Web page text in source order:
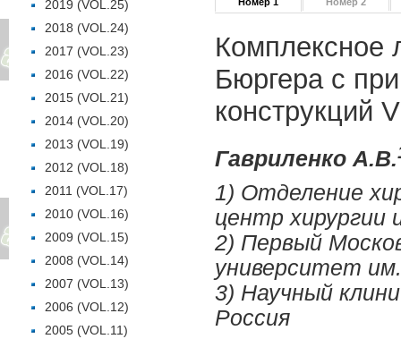
Комплексное
Бюргера с
конструкций
Гавриленко А.В.
1) Отделение
центр хирургии
2) Первый
университет
3) Научный
Россия
2019 (VOL.25)
2018 (VOL.24)
2017 (VOL.23)
2016 (VOL.22)
2015 (VOL.21)
2014 (VOL.20)
2013 (VOL.19)
2012 (VOL.18)
2011 (VOL.17)
2010 (VOL.16)
2009 (VOL.15)
2008 (VOL.14)
2007 (VOL.13)
2006 (VOL.12)
2005 (VOL.11)